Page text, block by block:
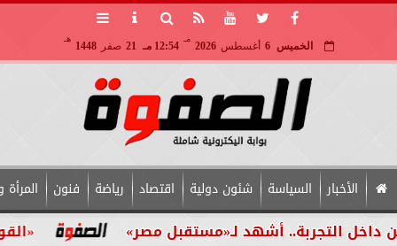
الخميس 6 أغسطس 2026
مـ
12:54 مـ 21 صفر 1448
هـ
الأخبار السياسة شئون دولية اقتصاد رياضة فنون
«القومي للأشخاص ذوي مصر»